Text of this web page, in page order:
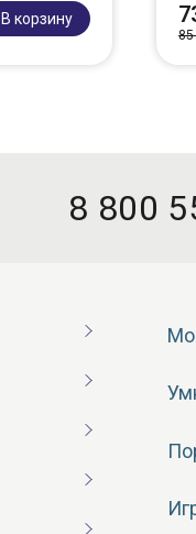
В корзину
8 800